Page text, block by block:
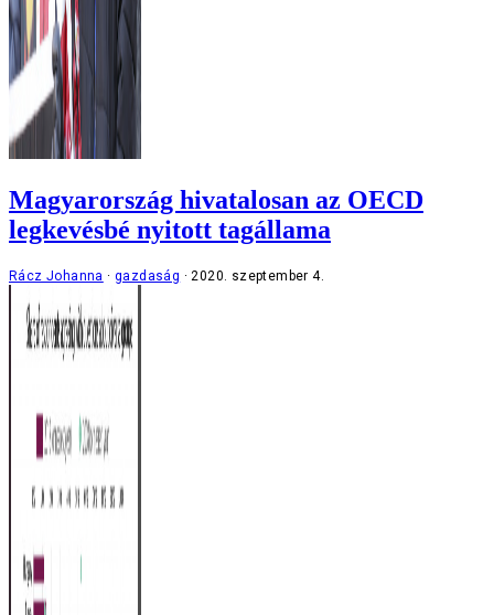
Magyarország hivatalosan az OECD
legkevésbé nyitott tagállama
Rácz Johanna gazdaság 2020. szeptember 4.